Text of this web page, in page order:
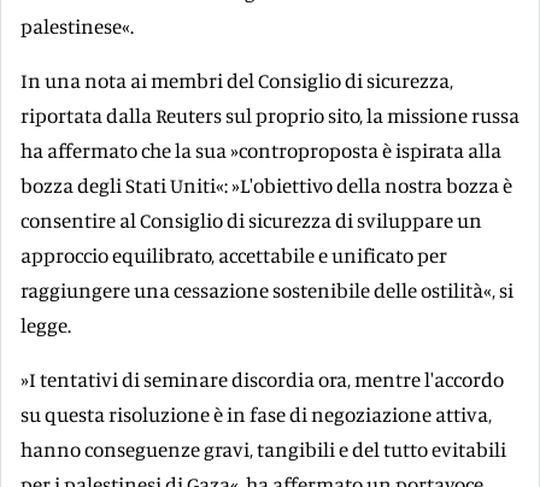
palestinese«.
In una nota ai membri del Consiglio di sicurezza,
riportata dalla Reuters sul proprio sito, la missione russa
ha affermato che la sua »controproposta è ispirata alla
bozza degli Stati Uniti«: »L'obiettivo della nostra bozza è
consentire al Consiglio di sicurezza di sviluppare un
approccio equilibrato, accettabile e unificato per
raggiungere una cessazione sostenibile delle ostilità«, si
legge.
»I tentativi di seminare discordia ora, mentre l'accordo
su questa risoluzione è in fase di negoziazione attiva,
hanno conseguenze gravi, tangibili e del tutto evitabili